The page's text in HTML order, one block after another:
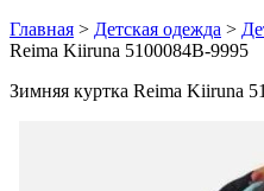
Главная > Детская одежда >
Reima Kiiruna 5100084B-9995
Зимняя куртка Reima Kiiruna